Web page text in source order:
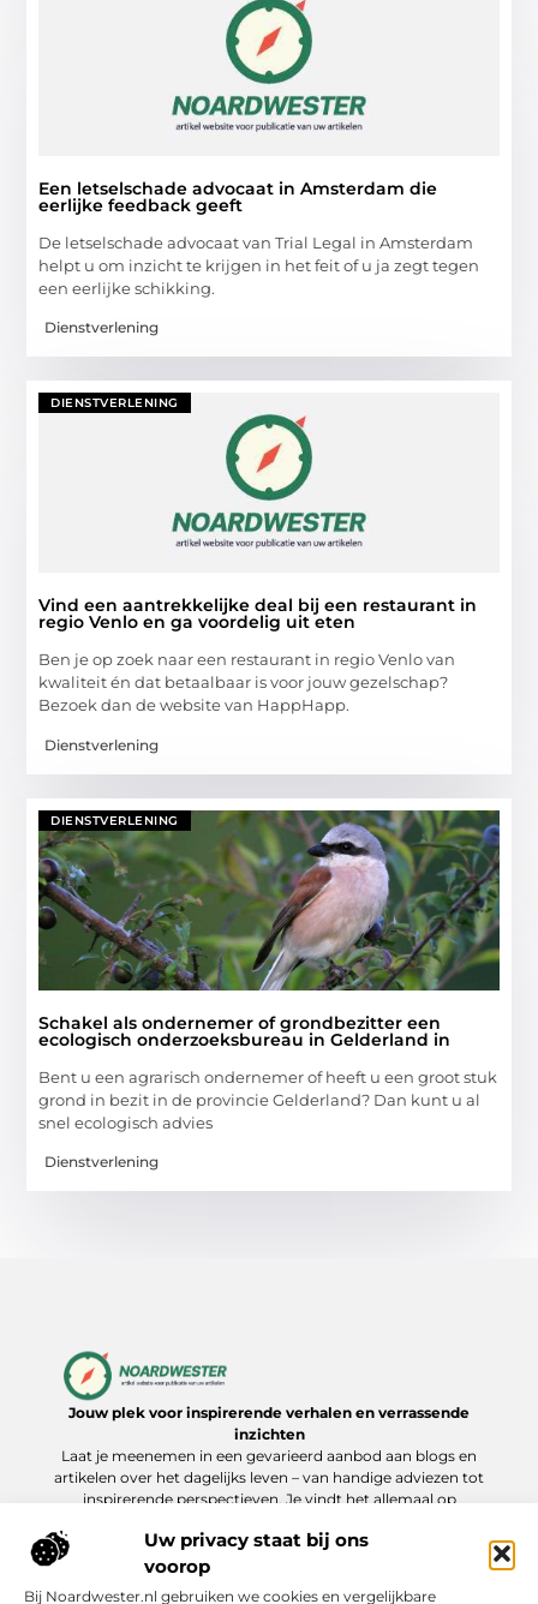
Uw privacy staat bij ons
voorop
Bij Noardwester.nl gebruiken we cookies en vergelijkbare
Een letselschade advocaat in Amsterdam die
eerlijke feedback geeft
De letselschade advocaat van Trial Legal in Amsterdam
helpt u om inzicht te krijgen in het feit of u ja zegt tegen
een eerlijke schikking.
Dienstverlening
DIENSTVERLENING
Vind een aantrekkelijke deal bij een restaurant in
regio Venlo en ga voordelig uit eten
Ben je op zoek naar een restaurant in regio Venlo van
kwaliteit én dat betaalbaar is voor jouw gezelschap?
Bezoek dan de website van HappHapp.
Dienstverlening
DIENSTVERLENING
Schakel als ondernemer of grondbezitter een
ecologisch onderzoeksbureau in Gelderland in
Bent u een agrarisch ondernemer of heeft u een groot stuk
grond in bezit in de provincie Gelderland? Dan kunt u al
snel ecologisch advies
Dienstverlening
Jouw plek voor inspirerende verhalen en verrassende
inzichten
Laat je meenemen in een gevarieerd aanbod aan blogs en
artikelen over het dagelijks leven – van handige adviezen tot
inspirerende perspectieven. Je vindt het allemaal op